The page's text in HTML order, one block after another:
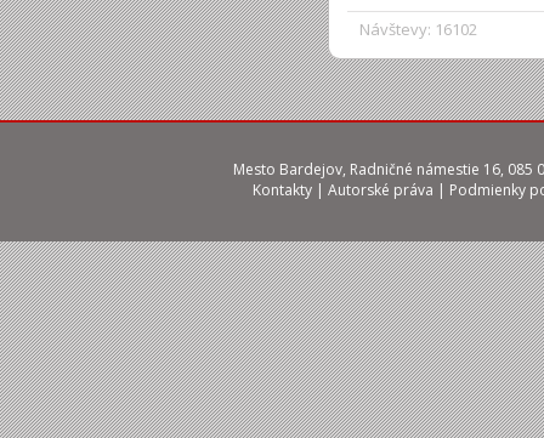
Návštevy: 16102
Mesto Bardejov, Radničné námestie 16, 085
Kontakty | Autorské práva | Podmienky